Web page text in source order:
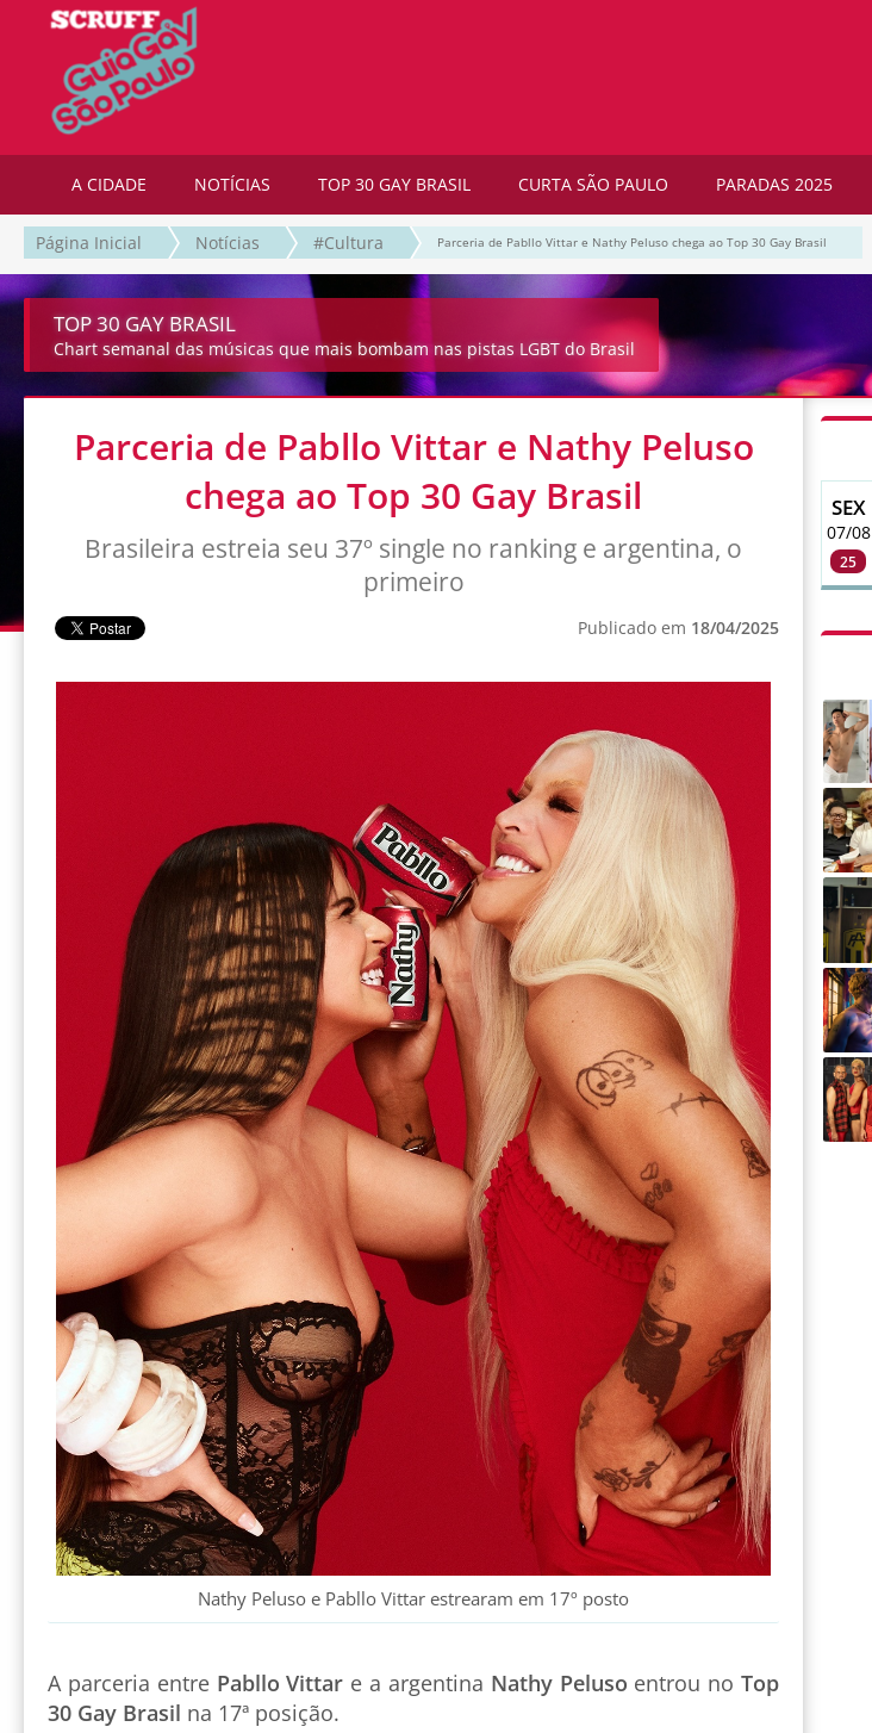
A CIDADE NOTÍCIAS TOP 30 GAY BRASIL CURTA SÃO PAULO PARADAS 2025
Página Inicial Notícias #Cultura Parceria de Pabllo Vittar e Nathy Peluso chega ao Top 30 Gay Brasil
TOP 30 GAY BRASIL
Chart semanal das músicas que mais bombam nas pistas LGBT do Brasil
Parceria de Pabllo Vittar e Nathy Peluso
chega ao Top 30 Gay Brasil
Brasileira estreia seu 37º single no ranking e argentina, o
primeiro
Publicado em 18/04/2025
Nathy Peluso e Pabllo Vittar estrearam em 17º posto
A parceria entre Pabllo Vittar e a argentina Nathy Peluso entrou noTop
30 Gay Brasil na 17ª posição.
SEX
07/08
25